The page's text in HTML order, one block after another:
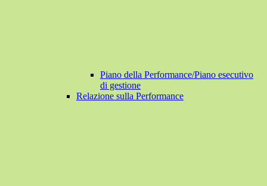
Piano della Performance/Piano esecutivo
di gestione
Relazione sulla Performance